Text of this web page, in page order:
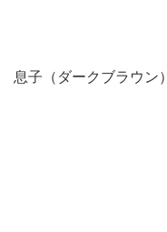
息子（ダークブラウン）